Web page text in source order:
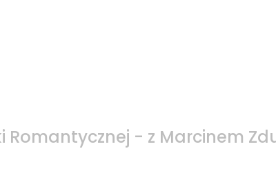
Romantycznej - z Marcinem